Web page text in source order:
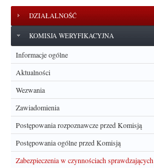
DZIAŁALNOŚĆ
KOMISJA WERYFIKACYJNA
Informacje ogólne
Aktualności
Wezwania
Zawiadomienia
Postępowania rozpoznawcze przed Komisją
Postępowania ogólne przed Komisją
Zabezpieczenia w czynnościach sprawdzających